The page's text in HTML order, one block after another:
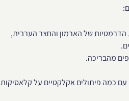
של הארמון והחצר הערבית,
מהבריכה.
כמה פיתולים אקלקטיים על קלאסיקות